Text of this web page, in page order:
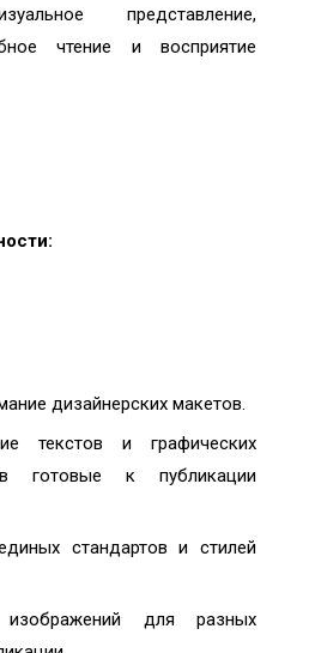
представление,
чтение и восприятие
дизайнерских макетов.
текстов и графических
готовые к публикации
стандартов и стилей
изображений для разных